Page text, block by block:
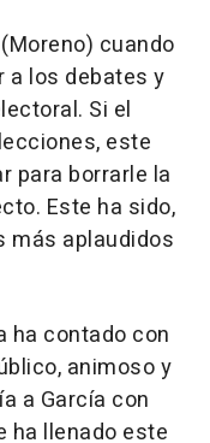
cuando
a los debates y
Si el
este
para borrarle la
Este ha sido,
más aplaudidos
ha contado con
animoso y
a García con
ha llenado este